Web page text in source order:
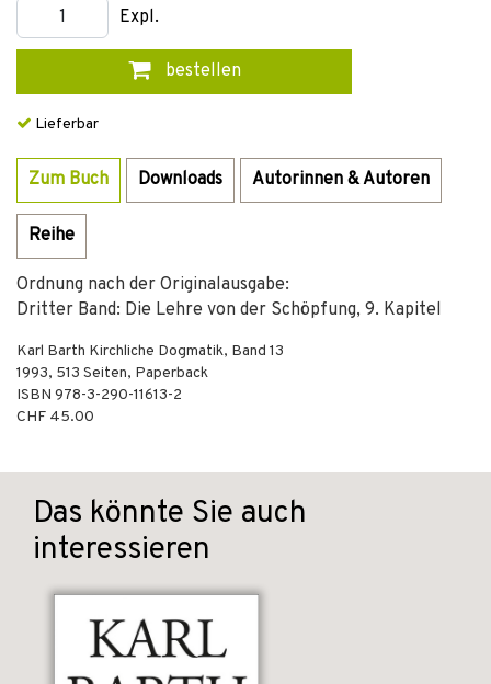
Expl.
bestellen
Lieferbar
Zum Buch Downloads Autorinnen & Autoren
Reihe
Ordnung nach der Originalausgabe:
Dritter Band: Die Lehre von der Schöpfung, 9. Kapitel
Karl Barth Kirchliche Dogmatik, Band 13
1993, 513 Seiten, Paperback
ISBN 978-3-290-11613-2
CHF 45.00
Das könnte Sie auch
interessieren